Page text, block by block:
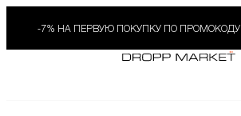
-7% НА ПЕРВУЮ ПОКУПКУ ПО ПРОМОКОДУ